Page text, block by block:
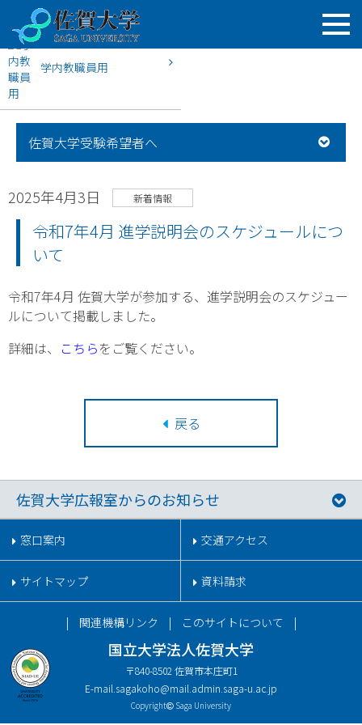
学内教職員用
HOME
佐賀大学受験希望者へ
2025年4月3日 新着情報
令和7年4月 進学説明会のスケジュールにつ
いて
令和7年4月 佐賀大学が参加する、進学説明会のスケジュー
ルについて掲載しました。
詳細は、 こちらをご覧ください。
戻る
佐賀大学広報室からのお知らせ
窓口案内 交通アクセス
サイトマップ 資料請求
国立大学法人佐賀大学
〒840-8502 佐賀市本庄町1
E-mail. sagakoho@mail.admin.saga-u.ac.jp
関連機構リンク このサイトについて
Copyright Saga University